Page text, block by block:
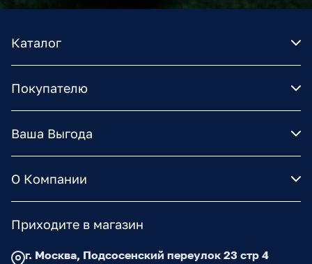
Каталог
Покупателю
Ваша Выгода
О Компании
Приходите в магазин
г. Москва, Подсосенский переулок 23 стр 4